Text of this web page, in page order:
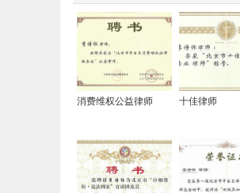
消费维权公益律师 十佳律师